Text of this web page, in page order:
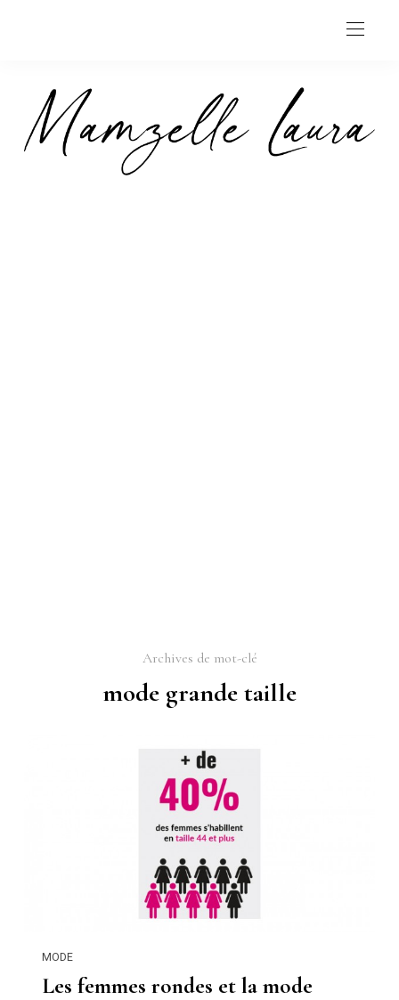
Archives de mot-clé
mode grande taille
MODE
Les femmes rondes et la mode